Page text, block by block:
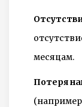
месяцам.
Потеря